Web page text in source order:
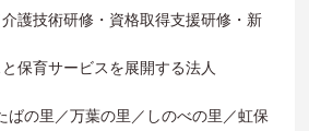
護技術研修・資格取得支援研修・新
保育サービスを展開する法人
ばの里／万葉の里／しのべの里／虹保